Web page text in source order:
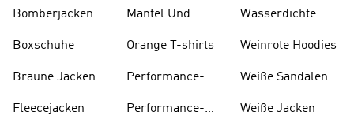
Bomberjacken
Boxschuhe
Braune Jacken
Fleecejacken
Mäntel Und
Orange T-shirts
Performance-
Performance-
Wasserdichte
Weinrote Hoodies
W eiße Sandalen
Weiße Jacken